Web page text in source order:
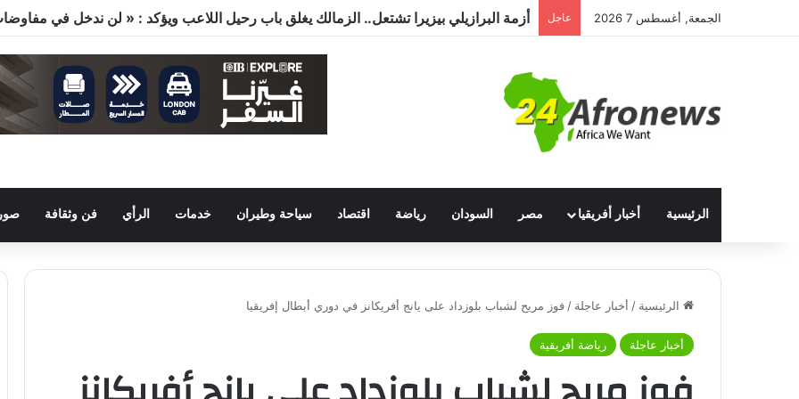
الجمعة, أغسطس 7 2026 عاجل
الرئيسية أخبار أفريقيا مصر السودان رياضة اقتصاد سياحة وطيران خدمات الرأي فن وثقافة
الرئيسية / أخبار عاجلة / فوز مريح لشباب بلوزداد على يانج أفريكانز في دوري أبطال إفريقيا
أخبار عاجلة رياضة أفريقية